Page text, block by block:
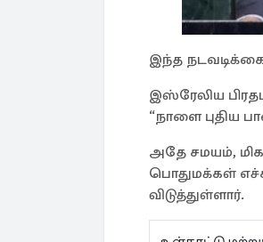
இந்த
இஸ்ரேலிய
“நாளை புதிய
அதே சமயம்,
பொதுமக்கள்
விடுத்துள்ளார்.